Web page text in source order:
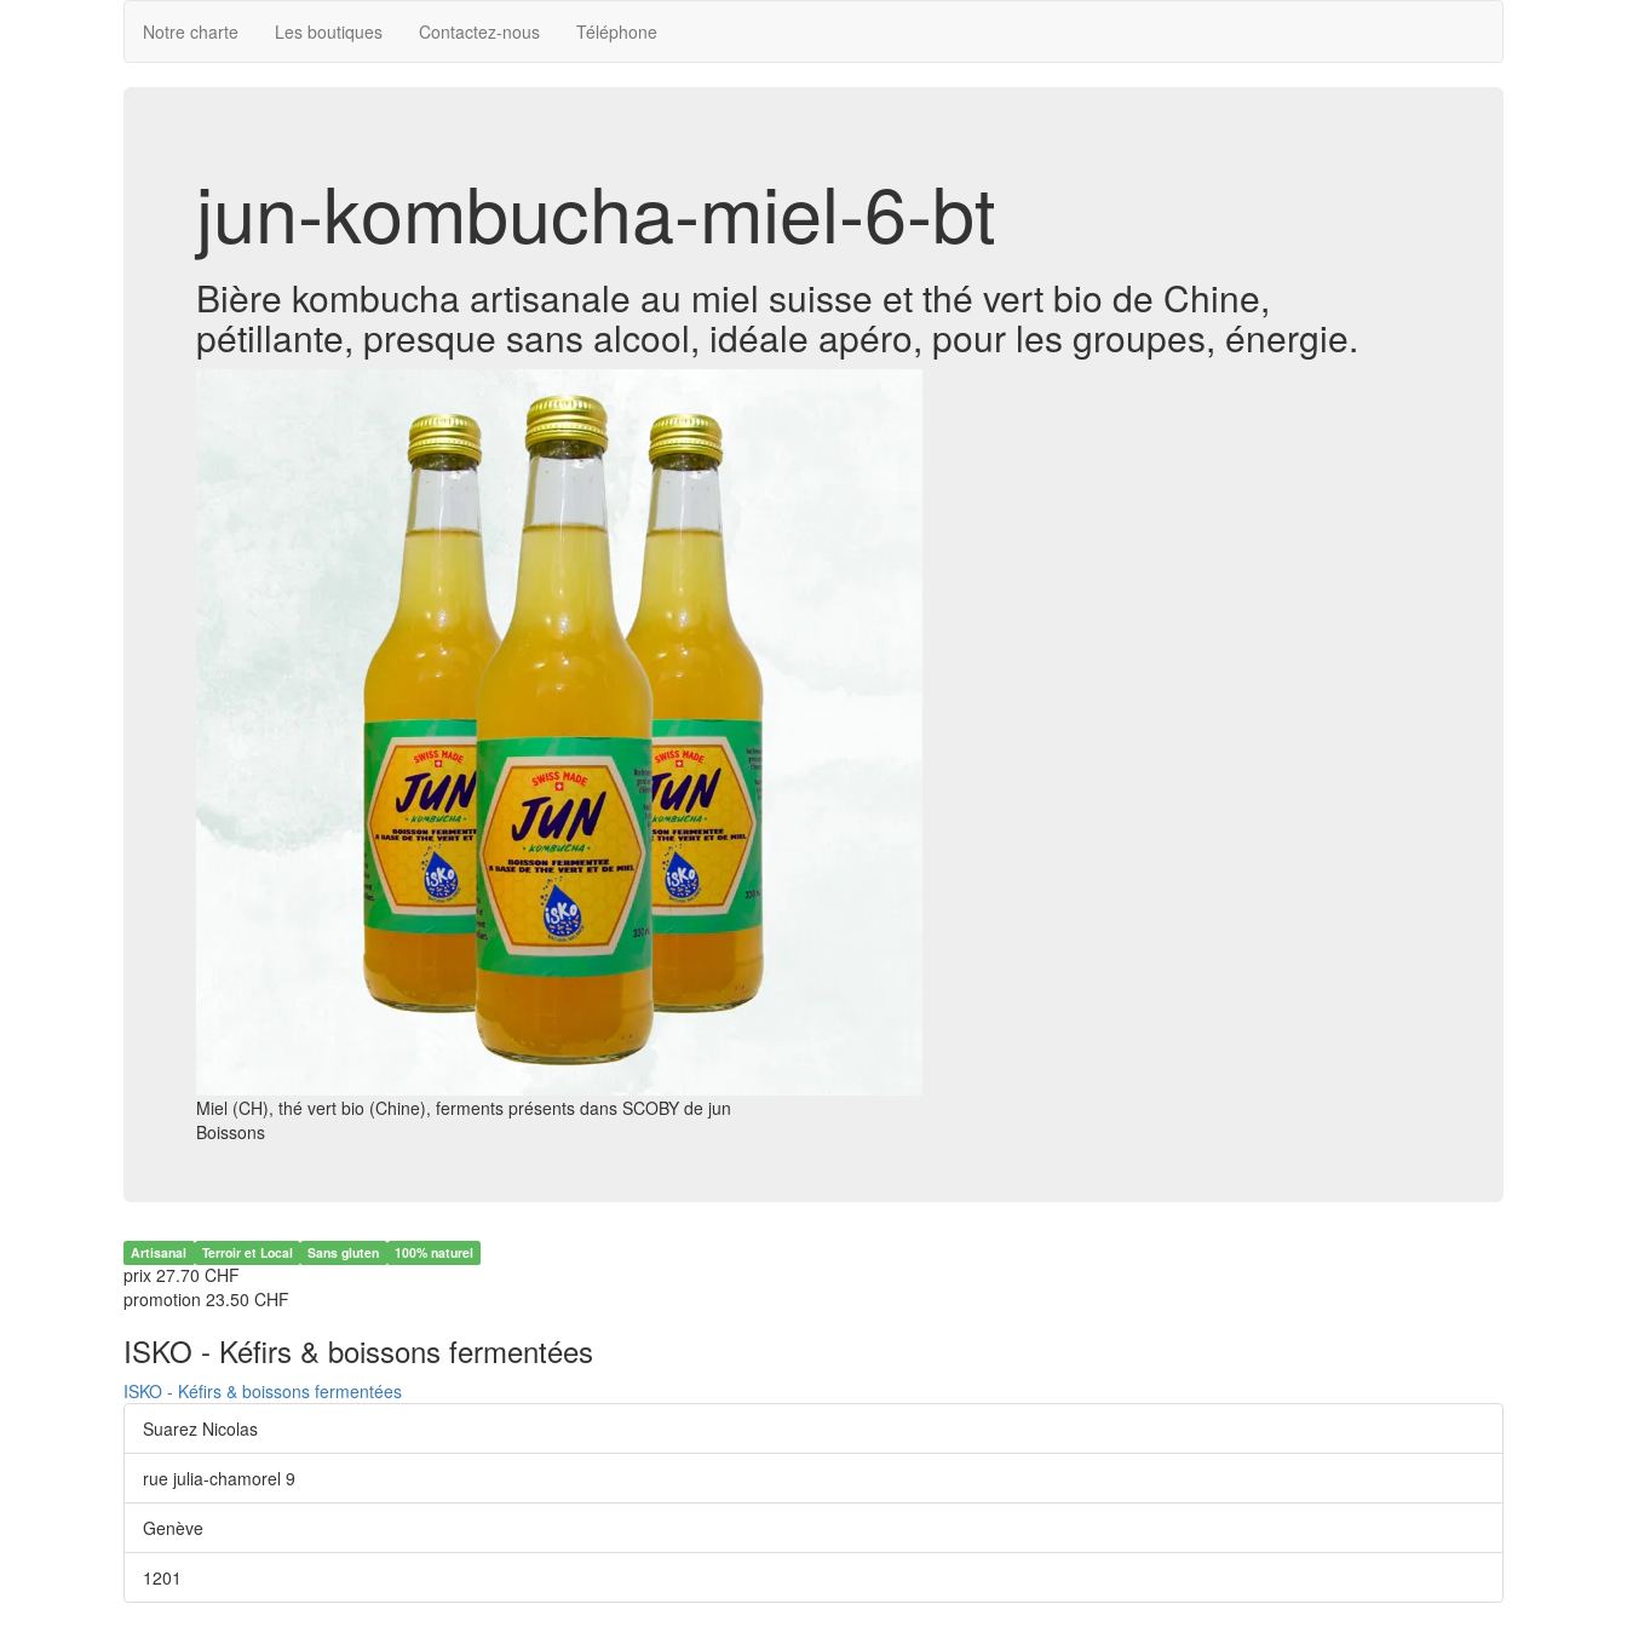
Notre charte Les boutiques Contactez-nous Téléphone
jun-kombucha-miel-6-bt
Bière kombucha artisanale au miel suisse et thé vert bio de Chine,
pétillante, presque sans alcool, idéale apéro, pour les groupes, énergie.
Miel (CH), thé vert bio (Chine), ferments présents dans SCOBY de jun
Boissons
Artisanal Terroir et Local Sans gluten 100% naturel
prix 27.70 CHF
promotion 23.50 CHF
ISKO - Kéfirs & boissons fermentées
ISKO - Kéfirs & boissons fermentées
Suarez Nicolas
rue julia-chamorel 9
Genève
1201